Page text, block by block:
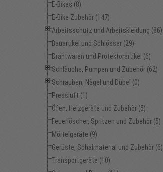
E-Bikes (8)
E-Bike Zubehör (147)
Arbeitsschutz und Arbeitskleidung (86)
Bauartikel und Schlösser (29)
Drahtwaren und Protektorartikel (6)
Schläuche, Pumpen und Zubehör (62)
Schrauben, Nägel und Dübel (0)
Pressluft (1)
Öfen, Heizgeräte und Zubehör (5)
Feuerlöscher, Spritzen und Zubehör (5)
Mörtelgeräte (9)
Gerüste, Schalmaterial und Zubehör (6)
Transportgeräte (10)